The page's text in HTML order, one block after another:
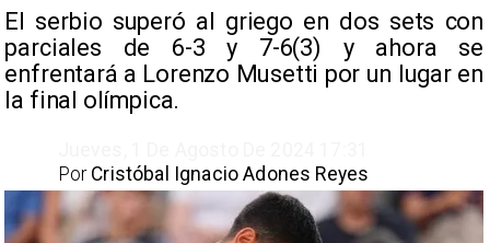
​El serbio superó al griego en dos sets con
parciales de 6-3 y 7-6(3) y ahora se
enfrentará a Lorenzo Musetti por un lugar en
la final olímpica.
Cristóbal Ignacio Adones Reyes
Por